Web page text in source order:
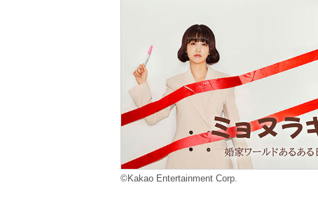
©Kakao Entertainment Corp.